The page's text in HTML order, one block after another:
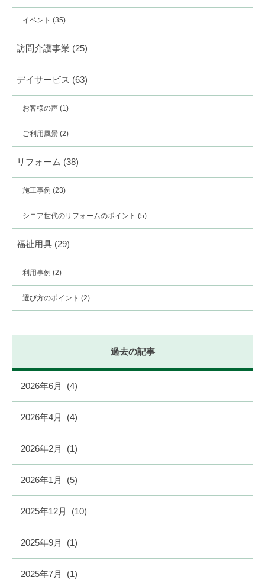
イベント (35)
訪問介護事業 (25)
デイサービス (63)
お客様の声 (1)
ご利用風景 (2)
リフォーム (38)
施工事例 (23)
シニア世代のリフォームのポイント (5)
福祉用具 (29)
利用事例 (2)
選び方のポイント (2)
過去の記事
2026年6月 (4)
2026年4月 (4)
2026年2月 (1)
2026年1月 (5)
2025年12月 (10)
2025年9月 (1)
2025年7月 (1)